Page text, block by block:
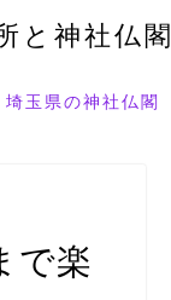
と神社仏閣
玉県の神社仏閣
で楽